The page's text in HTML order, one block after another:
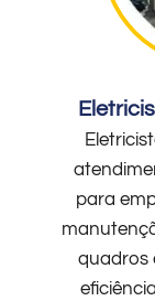
para
quadros